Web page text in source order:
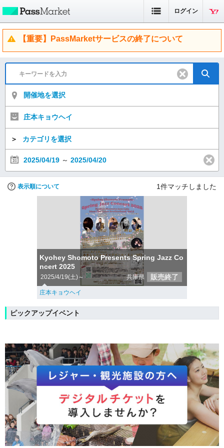
ログイン
【重要】PassMarketサービスの終了について
開催地を選択
庄本キョウヘイ
＞ カテゴリを選択
2025/04/19 ～ 2025/04/20
表示順について 1件マッチしました
Kyohey Shomoto Presents Spring Jazz Co
ncert 2025
2025/4/19(土)～ 兵庫県 販売終了
庄本キョウヘイ
ピックアップイベント